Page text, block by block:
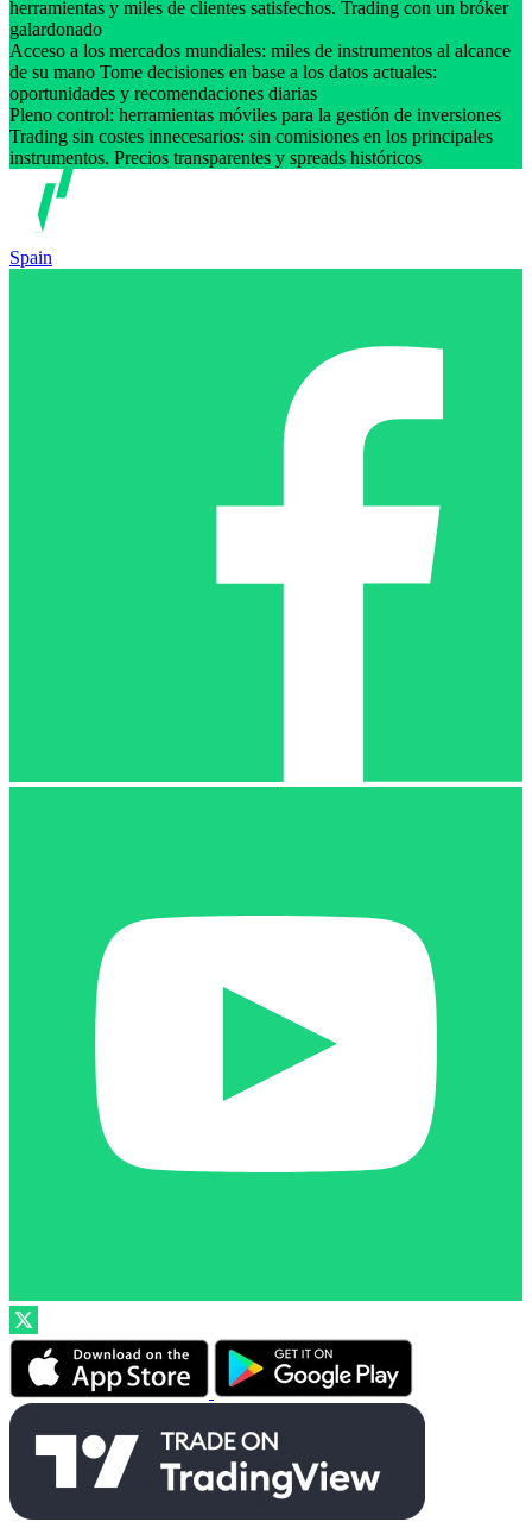
herramientas y miles de clientes satisfechos. Trading con un bróker
galardonado
Acceso a los mercados mundiales: miles de instrumentos al alcance
de su mano Tome decisiones en base a los datos actuales:
oportunidades y recomendaciones diarias
Pleno control: herramientas móviles para la gestión de inversiones
Trading sin costes innecesarios: sin comisiones en los principales
instrumentos. Precios transparentes y spreads históricos
Spain